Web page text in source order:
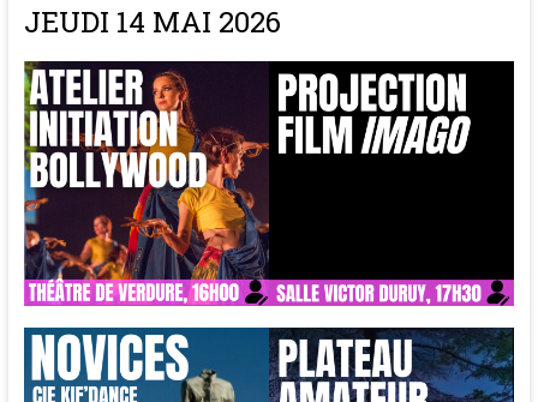
JEUDI 14 MAI 2026